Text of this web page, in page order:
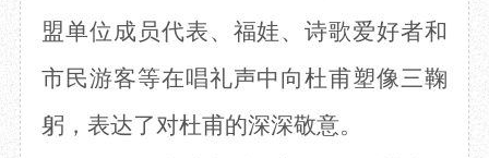
盟单位成员代表、福娃、诗歌爱好者和
市民游客等在唱礼声中向杜甫塑像三鞠
躬，表达了对杜甫的深深敬意。